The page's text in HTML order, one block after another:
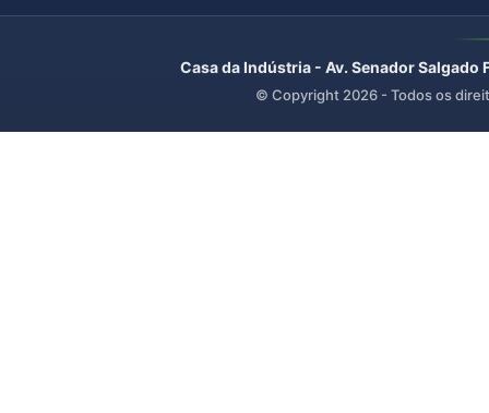
Casa da Indústria - Av. Senador
© Copyright 2026 - Todos os